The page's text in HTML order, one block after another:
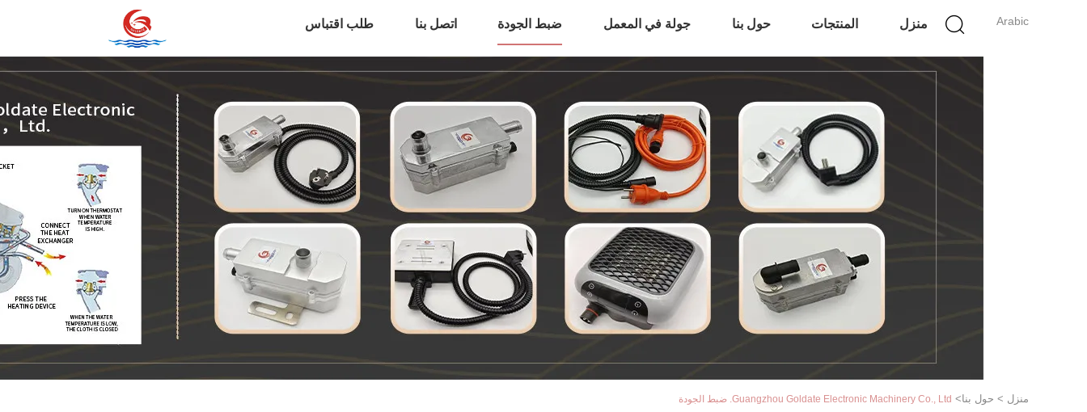
Arabic منزل المنتجات حول بنا جولة في المعمل ضبط الجودة اتصل بنا طلب اقتباس
منزل > حول بنا> Guangzhou Goldate Electronic Machinery Co., Ltd. ضبط الجودة